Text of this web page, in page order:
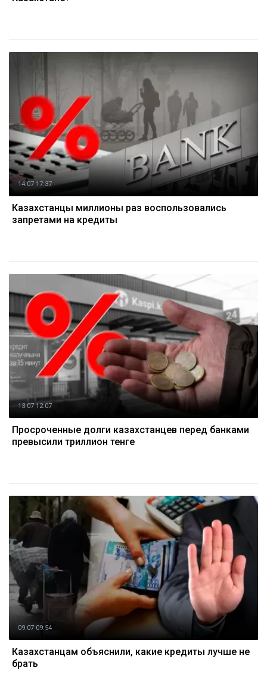
14.07 17:37
Казахстанцы миллионы раз воспользовались
запретами на кредиты
13.07 12:07
Просроченные долги казахстанцев перед банками
превысили триллион тенге
09.07 09:54
Казахстанцам объяснили, какие кредиты лучше не
брать